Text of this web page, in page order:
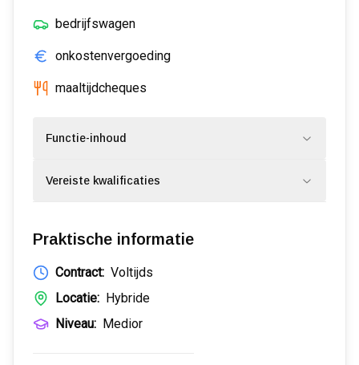
bedrijfswagen
onkostenvergoeding
maaltijdcheques
Functie-inhoud
Vereiste kwalificaties
Praktische informatie
Contract: Voltijds
Locatie: Hybride
Niveau: Medior